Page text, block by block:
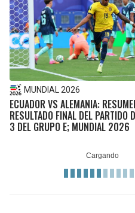
MUNDIAL 2026
ECUADOR VS ALEMANIA:
RESULTADO FINAL DEL PARTIDO
3 DEL GRUPO E; MUNDIAL 2026